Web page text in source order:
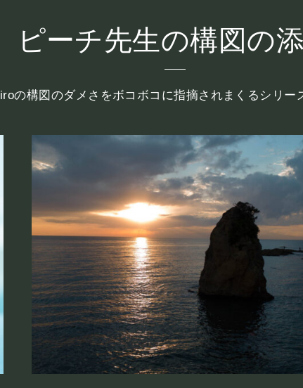
ピーチ先生の構図の
の構図のダメさをボコボコに指摘されまくるシリー